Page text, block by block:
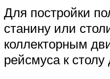
Для постройки
станину или
коллекторным
рейсмуса к